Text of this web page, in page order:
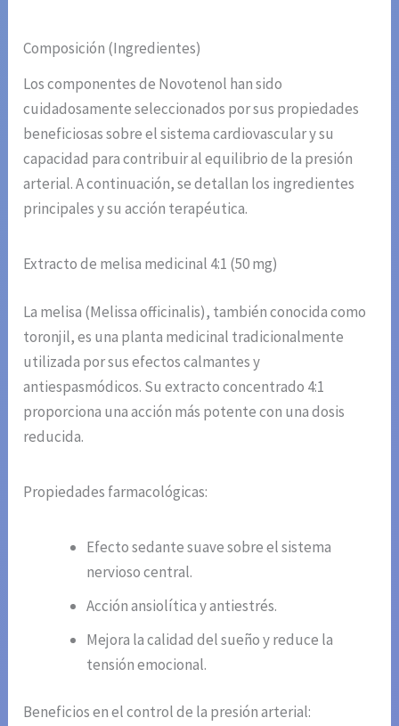
Composición (Ingredientes)
Los componentes de Novotenol han sido
cuidadosamente seleccionados por sus propiedades
beneficiosas sobre el sistema cardiovascular y su
capacidad para contribuir al equilibrio de la presión
arterial. A continuación, se detallan los ingredientes
principales y su acción terapéutica.
Extracto de melisa medicinal 4:1 (50 mg)
La melisa (Melissa officinalis), también conocida como
toronjil, es una planta medicinal tradicionalmente
utilizada por sus efectos calmantes y
antiespasmódicos. Su extracto concentrado 4:1
proporciona una acción más potente con una dosis
reducida.
Propiedades farmacológicas:
Efecto sedante suave sobre el sistema
nervioso central.
Acción ansiolítica y antiestrés.
Mejora la calidad del sueño y reduce la
tensión emocional.
Beneficios en el control de la presión arterial: